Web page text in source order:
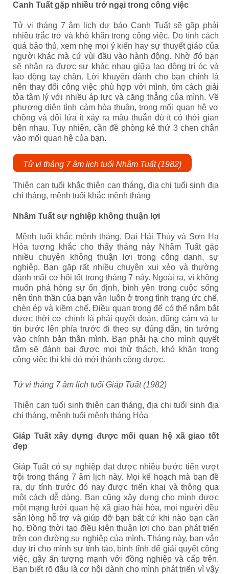
Canh Tuất gặp nhiều trở ngại trong công việc
Tử vi tháng 7 âm lịch dự báo Canh Tuất sẽ gặp phải
nhiều trắc trở và khó khăn trong công việc. Do tính cách
quá bảo thủ, xem nhẹ mọi ý kiến hay sự thuyết giáo của
người khác mà cứ vùi đầu vào hành động. Nhờ đó bạn
sẽ nhận ra được sự khác nhau giữa lao động trí óc và
lao động tay chân. Lời khuyên dành cho bạn chính là
nên thay đổi công việc phù hợp với mình, tìm cách giải
tỏa tâm lý với nhiều áp lực và căng thẳng của mình. Về
phương diện tình cảm hòa thuận, trong mối quan hệ vợ
chồng và đôi lứa ít xảy ra mâu thuẫn dù ít có thời gian
bên nhau. Tuy nhiên, cần đề phòng kẻ thứ 3 chen chân
vào mối quan hệ của bạn.
Tử vi tháng 7 âm lịch tuổi Nhâm Tuất (1982)
Thiên can tuổi khắc thiên can tháng, địa chi tuổi sinh địa
chi tháng, mệnh tuổi khắc mệnh tháng
Nhâm Tuất sự nghiệp không thuận lợi
Mệnh tuổi khắc mệnh tháng, Đại Hải Thủy và Sơn Hạ
Hỏa tương khắc cho thấy tháng này Nhâm Tuất gặp
nhiều chuyện không thuận lợi trong công danh, sự
nghiệp. Bạn gặp rất nhiều chuyện xui xẻo và thường
đánh mất cơ hội tốt trong tháng 7 này. Ngoài ra, vì không
muốn phá hỏng sự ổn định, bình yên trong cuộc sống
nên tình thần của bạn vẫn luôn ở trong tình trạng ức chế,
chèn ép và kiềm chế. Điều quan trọng để có thể nắm bắt
được thời cơ chính là phải quyết đoán, dũng cảm và tự
tin bước lên phía trước đi theo sự đúng đắn, tin tưởng
vào chính bản thân mình. Bạn phải hạ cho mình quyết
tâm sẽ đánh bại được mọi thử thách, khó khăn trong
công việc thì khi đó mới thành công được.
Tử vi tháng 7 âm lịch tuổi Giáp Tuất (1982)
Thiên can tuổi sinh thiên can tháng, địa chi tuổi sinh địa
chi tháng, mệnh tuổi mệnh tháng Hỏa
Giáp Tuất xây dựng được mối quan hệ xã giao tốt
đẹp
Giáp Tuất có sự nghiệp đạt được nhiều bước tiến vượt
trội trong tháng 7 âm lịch này. Mọi kế hoạch mà bạn đề
ra, dự tính trước đó nay được triển khai và thông qua
một cách dễ dàng. Bạn cũng xây dựng cho mình được
một mạng lưới quan hệ xã giao hài hòa, mọi người đều
sẵn lòng hỗ trợ và giúp đỡ bạn bất cứ khi nào bạn cần
họ. Đồng thời tạo điều kiện thuận lợi cho bạn phát triển
trên con đường sự nghiệp của mình. Tháng này, bạn vẫn
duy trì cho mình sự tỉnh táo, bình tĩnh để giải quyết công
việc, gây ấn tượng mạnh với đồng nghiệp và cấp trên.
Bạn biết rõ đâu là cơ hội dành cho mình phát triển vì vậy